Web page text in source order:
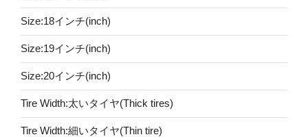
Size:18インチ(inch)
Size:19インチ(inch)
Size:20インチ(inch)
Tire Width:太いタイヤ(Thick tires)
Tire Width:細いタイヤ(Thin tire)